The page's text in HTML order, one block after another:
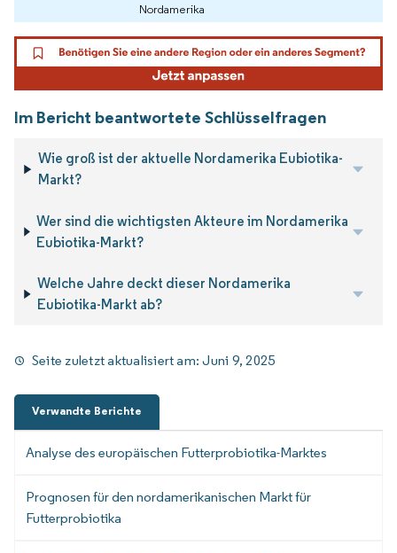
Nordamerika
Im Bericht beantwortete Schlüsselfragen
Wie groß ist der aktuelle Nordamerika Eubiotika-
Markt?
Wer sind die wichtigsten Akteure im Nordamerika
Eubiotika-Markt?
Welche Jahre deckt dieser Nordamerika
Eubiotika-Markt ab?
Seite zuletzt aktualisiert am:Juni 9, 2025
Verwandte Berichte
Analyse des europäischen Futterprobiotika-Marktes
Prognosen für den nordamerikanischen Markt für
Futterprobiotika